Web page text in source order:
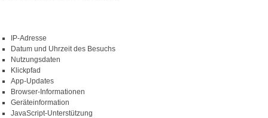
IP-Adresse
Datum und Uhrzeit des Besuchs
Nutzungsdaten
Klickpfad
App-Updates
Browser-Informationen
Geräteinformation
JavaScript-Unterstützung